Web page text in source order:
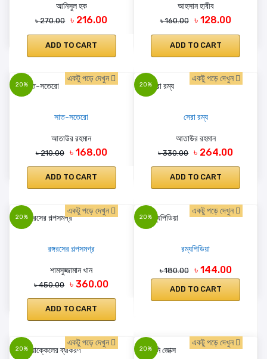
আনিসুল হক
৳ 270.00 ৳ 216.00
ADD TO CART
আহসান হাবীব
৳ 160.00 ৳ 128.00
ADD TO CART
20%
একটু পড়ে দেখুন
সাত-সতেরো
আতাউর রহমান
৳ 210.00 ৳ 168.00
ADD TO CART
20%
একটু পড়ে দেখুন
সেরা রম্য
আতাউর রহমান
৳ 330.00 ৳ 264.00
ADD TO CART
20%
একটু পড়ে দেখুন
রঙ্গরসের গল্পসমগ্র
শামসুজ্জামান খান
৳ 450.00 ৳ 360.00
ADD TO CART
20%
একটু পড়ে দেখুন
রম্যপিডিয়া
৳ 180.00 ৳ 144.00
ADD TO CART
20%
একটু পড়ে দেখুন
20%
একটু পড়ে দেখুন